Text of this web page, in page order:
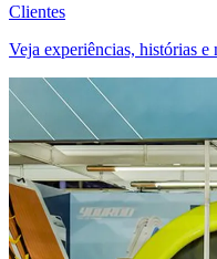
Clientes
Veja experiências, histórias